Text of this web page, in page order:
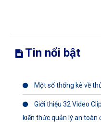
Tin nổi bật
Một số thống kê về
Giới thiệu 32 Video
kiến thức quản lý an toàn